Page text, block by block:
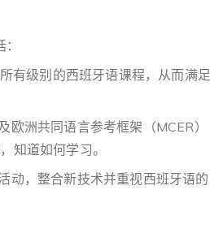
有级别的西班牙语课程，从而满足
洲共同语言参考框架（MCER）
知道如何学习。
动，整合新技术并重视西班牙语的